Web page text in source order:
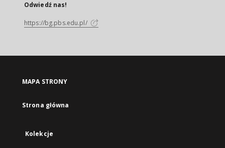
Odwiedź nas!
https://bg.pbs.edu.pl/
MAPA STRONY
Strona główna
Kolekcje